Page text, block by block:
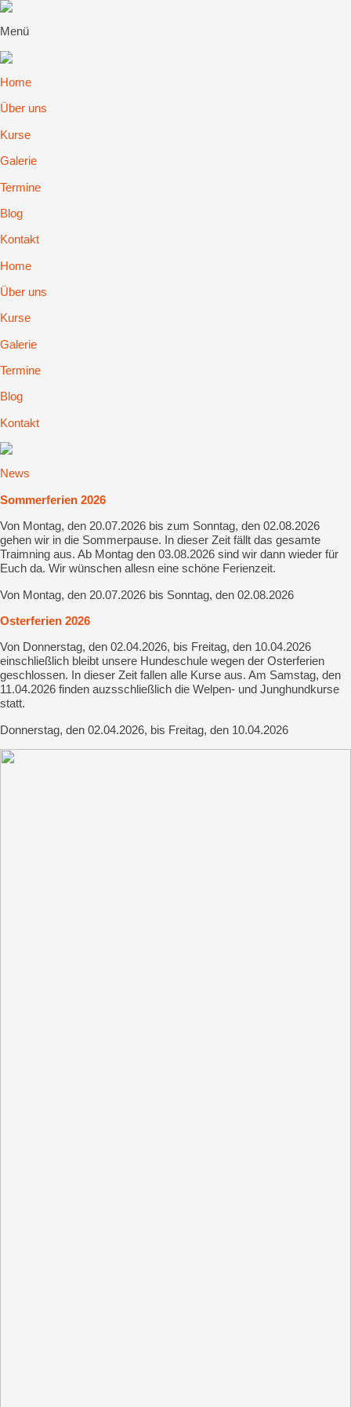
Menü
Home
Über uns
Kurse
Galerie
Termine
Blog
Kontakt
Home
Über uns
Kurse
Galerie
Termine
Blog
Kontakt
News
Sommerferien 2026
Von Montag, den 20.07.2026 bis zum Sonntag, den 02.08.2026
gehen wir in die Sommerpause. In dieser Zeit fällt das gesamte
Traimning aus. Ab Montag den 03.08.2026 sind wir dann wieder für
Euch da. Wir wünschen allesn eine schöne Ferienzeit.
Von Montag, den 20.07.2026 bis Sonntag, den 02.08.2026
Osterferien 2026
Von Donnerstag, den 02.04.2026, bis Freitag, den 10.04.2026
einschließlich bleibt unsere Hundeschule wegen der Osterferien
geschlossen. In dieser Zeit fallen alle Kurse aus. Am Samstag, den
11.04.2026 finden auzsschließlich die Welpen- und Junghundkurse
statt.
Donnerstag, den 02.04.2026, bis Freitag, den 10.04.2026